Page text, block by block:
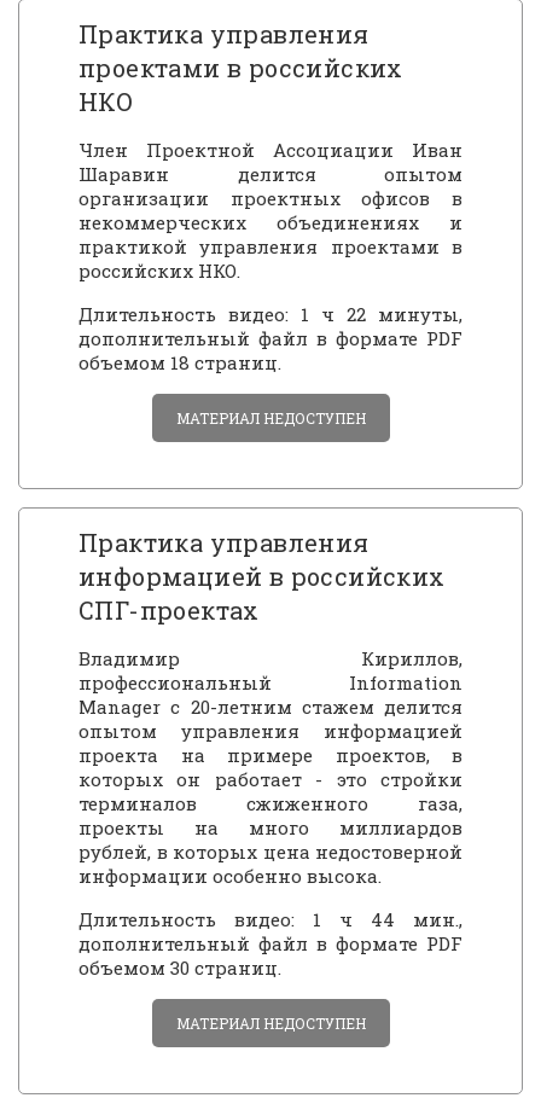
Практика управления
проектами в российских
НКО
Член Проектной Ассоциации Иван
Шаравин делится опытом
организации проектных офисов в
некоммерческих объединениях и
практикой управления проектами в
российских НКО.
Длительность видео: 1 ч 22 минуты,
дополнительный файл в формате PDF
объемом 18 страниц.
МАТЕРИАЛ НЕДОСТУПЕН
Практика управления
информацией в российских
СПГ-проектах
Владимир Кириллов,
профессиональный Information
Manager с 20-летним стажем делится
опытом управления информацией
проекта на примере проектов, в
которых он работает - это стройки
терминалов сжиженного газа,
проекты на много миллиардов
рублей, в которых цена недостоверной
информации особенно высока.
Длительность видео: 1 ч 44 мин.,
дополнительный файл в формате PDF
объемом 30 страниц.
МАТЕРИАЛ НЕДОСТУПЕН